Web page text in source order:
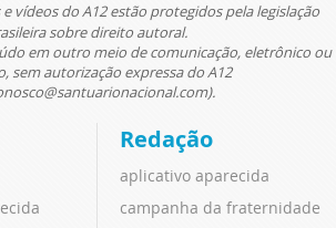
vídeos do A12 estão protegidos pela legislação
sobre direito autoral.
em outro meio de comunicação, eletrônico ou
sem autorização expressa do A12
Redação
aplicativo aparecida
campanha da fraternidade